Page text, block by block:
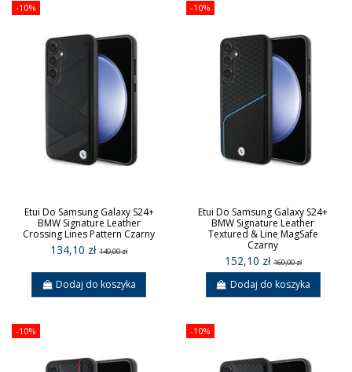
-10%
Etui Do Samsung Galaxy S24+
BMW Signature Leather
Crossing Lines Pattern Czarny
134,10 zł149,00 zł
Dodaj do koszyka
-10%
Etui Do Samsung Galaxy S24+
BMW Signature Leather
Textured & Line MagSafe
Czarny
152,10 zł 169,00 zł
Dodaj do koszyka
-10% -10%